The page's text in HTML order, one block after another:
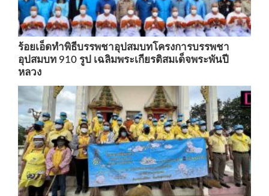
ร้อยเอ็ดทำพิธีบรรพชาอุปสมบทโครงการบรรพชา
อุปสมบท 910 รูป เฉลิมพระเกียรติสมเด็จพระพันปี
หลวง